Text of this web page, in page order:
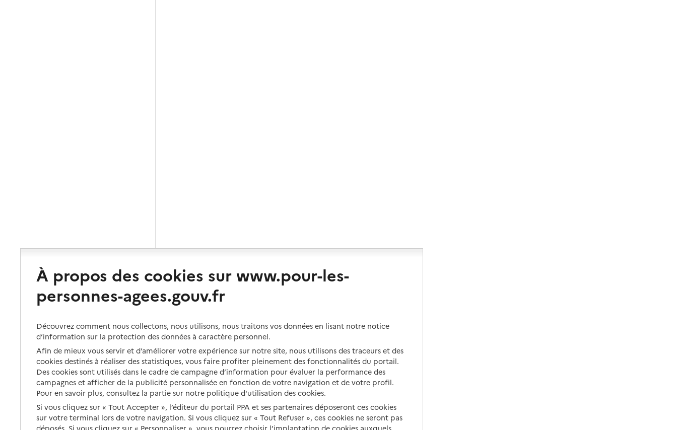
À propos des cookies sur www.pour-les-
personnes-agees.gouv.fr
Découvrez comment nous collectons, nous utilisons, nous traitons vos données en lisant notre notice
d’information sur la protection des données à caractère personnel.
Afin de mieux vous servir et d’améliorer votre expérience sur notre site, nous utilisons des traceurs et des
cookies destinés à réaliser des statistiques, vous faire profiter pleinement des fonctionnalités du portail.
Des cookies sont utilisés dans le cadre de campagne d’information pour évaluer la performance des
campagnes et afficher de la publicité personnalisée en fonction de votre navigation et de votre profil.
Pour en savoir plus, consultez la partie sur notre politique d'utilisation des cookies.
Si vous cliquez sur « Tout Accepter », l’éditeur du portail PPA et ses partenaires déposeront ces cookies
sur votre terminal lors de votre navigation. Si vous cliquez sur « Tout Refuser », ces cookies ne seront pas